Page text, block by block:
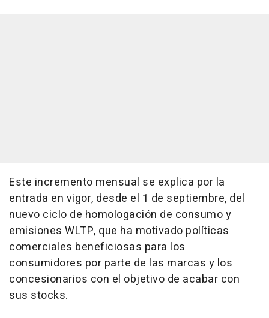
Este incremento mensual se explica por la
entrada en vigor, desde el 1 de septiembre, del
nuevo ciclo de homologación de consumo y
emisiones WLTP, que ha motivado políticas
comerciales beneficiosas para los
consumidores por parte de las marcas y los
concesionarios con el objetivo de acabar con
sus stocks.